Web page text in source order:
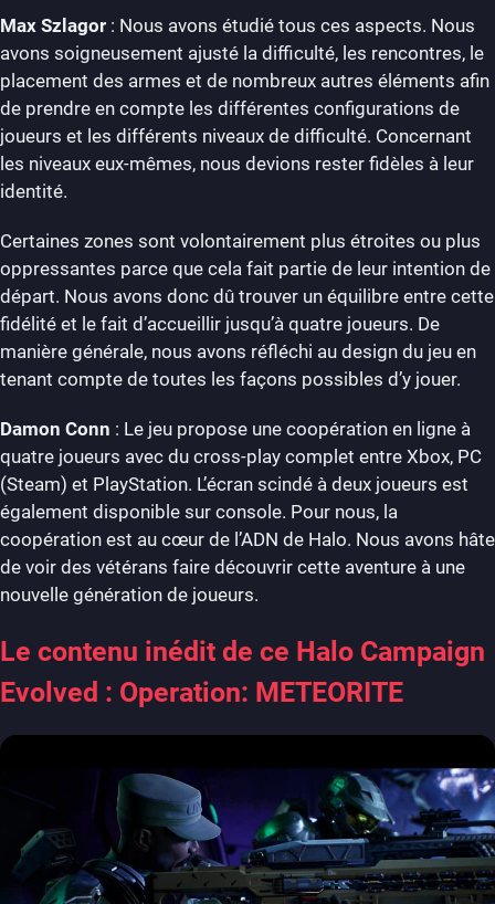
Max Szlagor : Nous avons étudié tous ces aspects. Nous
avons soigneusement ajusté la difficulté, les rencontres, le
placement des armes et de nombreux autres éléments afin
de prendre en compte les différentes configurations de
joueurs et les différents niveaux de difficulté. Concernant
les niveaux eux-mêmes, nous devions rester fidèles à leur
identité.
Certaines zones sont volontairement plus étroites ou plus
oppressantes parce que cela fait partie de leur intention de
départ. Nous avons donc dû trouver un équilibre entre cette
fidélité et le fait d’accueillir jusqu’à quatre joueurs. De
manière générale, nous avons réfléchi au design du jeu en
tenant compte de toutes les façons possibles d’y jouer.
Damon Conn : Le jeu propose une coopération en ligne à
quatre joueurs avec du cross-play complet entre Xbox, PC
(Steam) et PlayStation. L’écran scindé à deux joueurs est
également disponible sur console. Pour nous, la
coopération est au cœur de l’ADN de Halo. Nous avons hâte
de voir des vétérans faire découvrir cette aventure à une
nouvelle génération de joueurs.
Le contenu inédit de ce Halo Campaign
Evolved : Operation: METEORITE